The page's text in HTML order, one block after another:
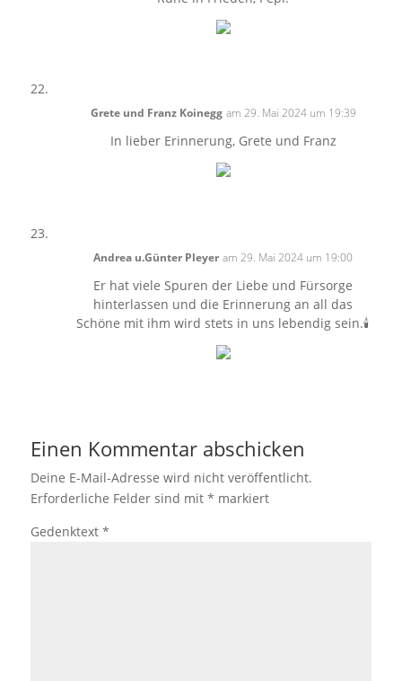
Grete und Franz Koinegg am 29. Mai 2024 um 19:39
In lieber Erinnerung, Grete und Franz
Andrea u.Günter Pleyer am 29. Mai 2024 um 19:00
Er hat viele Spuren der Liebe und Fürsorge
hinterlassen und die Erinnerung an all das
Schöne mit ihm wird stets in uns lebendig sein.🕯️
Einen Kommentar abschicken
Deine E-Mail-Adresse wird nicht veröffentlicht.
Erforderliche Felder sind mit * markiert
Gedenktext *